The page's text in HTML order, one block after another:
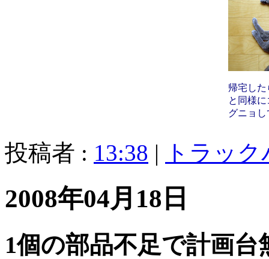
帰宅し
と同様
グニョ
投稿者 : 13:38 | トラッ
2008年04月18日
1個の部品不足で計画台